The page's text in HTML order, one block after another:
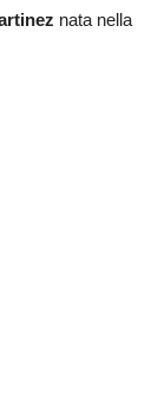
nata nella